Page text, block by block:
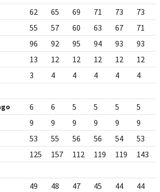
62 65 69 71 73 73
55 57 60 63 67 71
96 92 95 94 93 93
13 12 12 12 12 12
3 4 4 4 4 4
6 6 5 5 5 5
9 9 9 9 9 9
53 55 56 56 54 53
125 157 112 119 119 143
49 48 47 45 44 44